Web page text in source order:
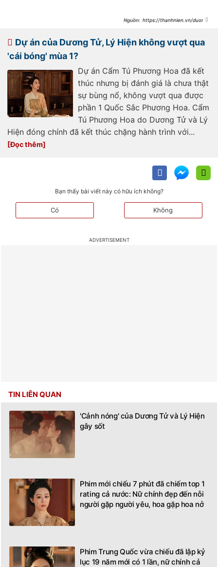
https://thanhnien.vn/duong-
Dự án của Dương Tử, Lý Hiện không vượt qua
'cái bóng' mùa 1?
Dự án Cẩm Tú Phương Hoa đã kết
thúc nhưng bị đánh giá là chưa thật
sự bùng nổ, không vượt qua được
phần 1 Quốc Sắc Phương Hoa. Cẩm
Tú Phương Hoa do Dương Tử và Lý
Hiện đóng chính đã kết thúc chặng hành trình với...
Bạn thấy bài viết này có hữu ích không?
Có Không
TIN LIÊN QUAN
'Cảnh nóng' của Dương Tử và Lý Hiện
gây sốt
Phim mới chiếu 7 phút đã chiếm top 1
rating cả nước: Nữ chính đẹp đến nỗi
người gặp người yêu, hoa gặp hoa nở
Phim Trung Quốc vừa chiếu đã lập kỷ
lục 19 năm mới có 1 lần, nữ chính cả